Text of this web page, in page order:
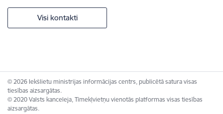
Visi kontakti
© 2026 Iekšlietu ministrijas informācijas centrs, publicētā satura visas
tiesības aizsargātas.
© 2020 Valsts kanceleja, Tīmekļvietņu vienotās platformas visas tiesības
aizsargātas.